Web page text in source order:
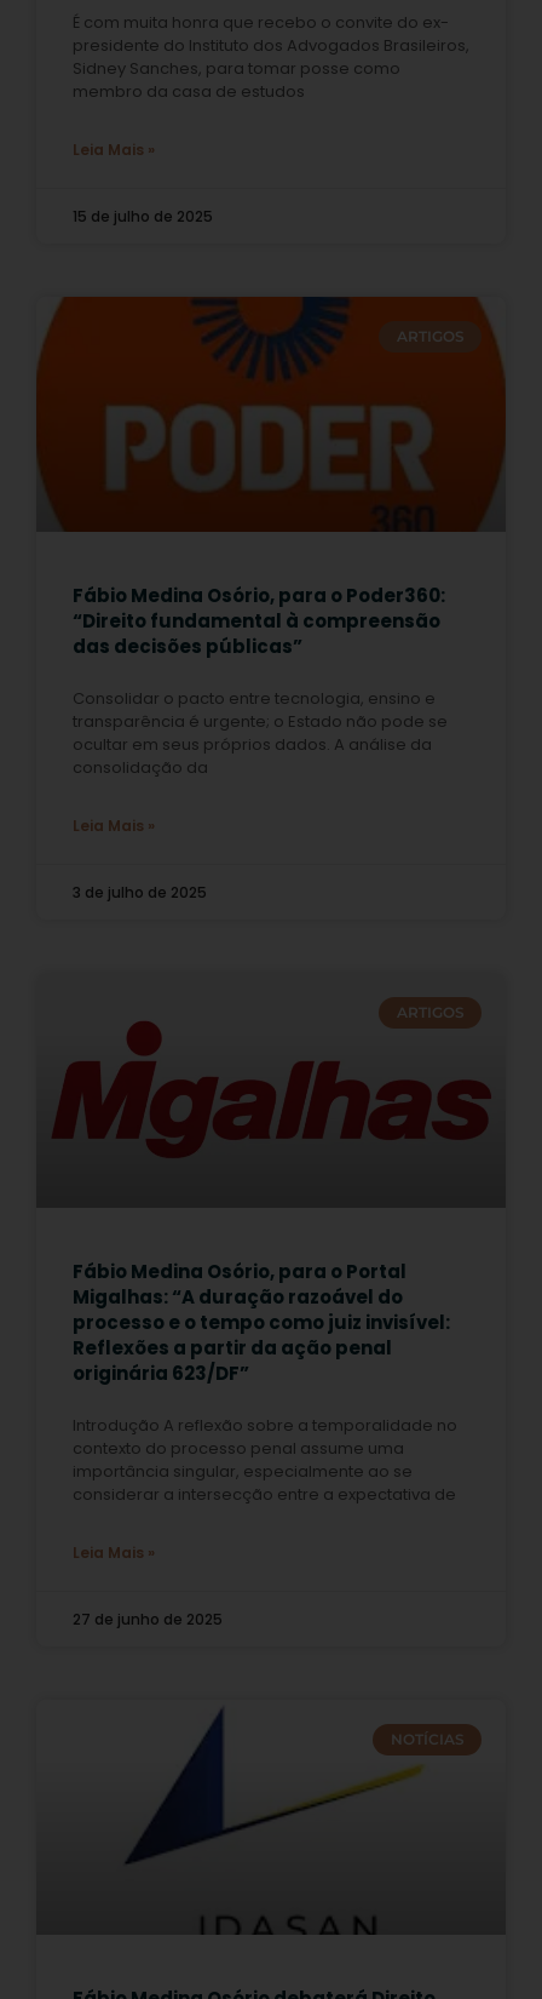
É com muita honra que recebo o convite do ex-
presidente do Instituto dos Advogados Brasileiros,
Sidney Sanches, para tomar posse como
membro da casa de estudos
Leia Mais »
15 de julho de 2025
ARTIGOS
Fábio Medina Osório, para o Poder360:
“Direito fundamental à compreensão
das decisões públicas”
Consolidar o pacto entre tecnologia, ensino e
transparência é urgente; o Estado não pode se
ocultar em seus próprios dados. A análise da
consolidação da
Leia Mais »
3 de julho de 2025
ARTIGOS
Fábio Medina Osório, para o Portal
Migalhas: “A duração razoável do
processo e o tempo como juiz invisível:
Reflexões a partir da ação penal
originária 623/DF”
Introdução A reflexão sobre a temporalidade no
contexto do processo penal assume uma
importância singular, especialmente ao se
considerar a intersecção entre a expectativa de
Leia Mais »
27 de junho de 2025
NOTÍCIAS